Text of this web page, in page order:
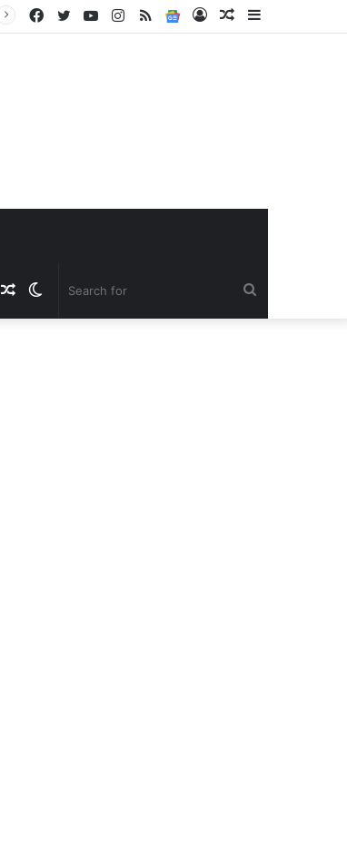
Sidebar
Random
Log
Google
RSS
Instagram
YouTube
Twitter
Facebook
Switch
Random
Google